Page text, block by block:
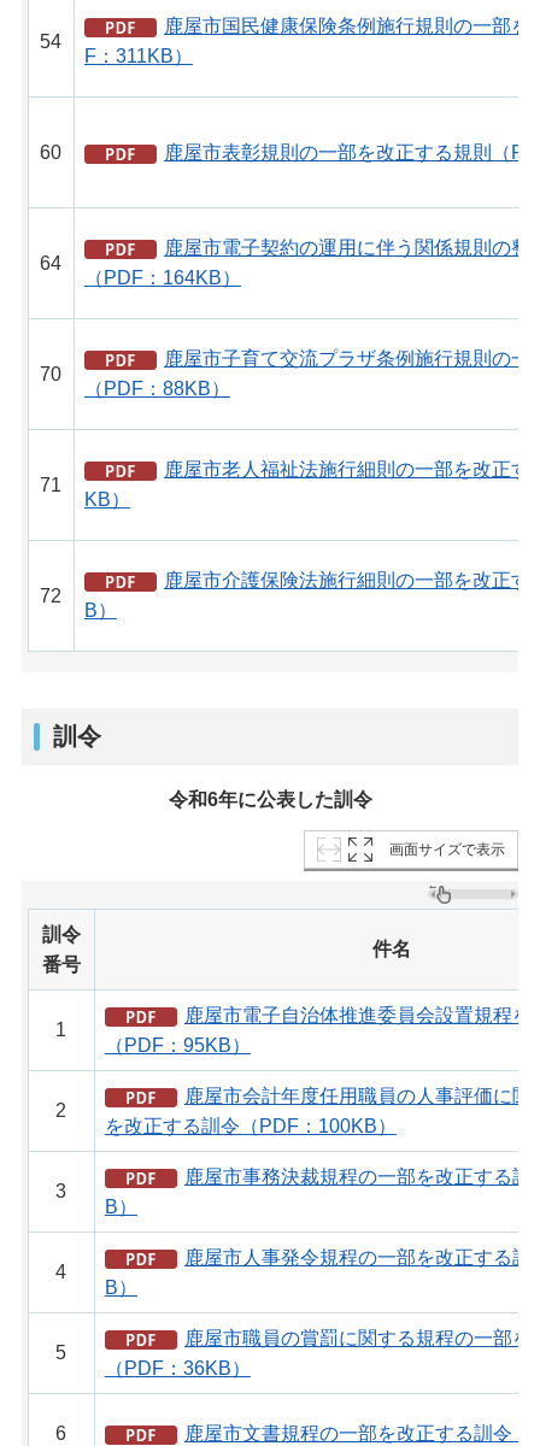
54
鹿屋市国民健康保険条例施行規則の一部を
F：311KB）
60 鹿屋市表彰規則の一部を改正する規則（
64
鹿屋市電子契約の運用に伴う関係規則の整
（PDF：164KB）
70
鹿屋市子育て交流プラザ条例施行規則の一
（PDF：88KB）
71
鹿屋市老人福祉法施行細則の一部を改正す
KB）
72
鹿屋市介護保険法施行細則の一部を改正す
B）
訓令
令和6年に公表した訓令
画面サイズで表示
訓令
番号
件名
1
鹿屋市電子自治体推進委員会設置規程を
（PDF：95KB）
2
鹿屋市会計年度任用職員の人事評価に関
を改正する訓令（PDF：100KB）
3
鹿屋市事務決裁規程の一部を改正する
B）
4
鹿屋市人事発令規程の一部を改正する訓
B）
5
鹿屋市職員の賞罰に関する規程の一部を
（PDF：36KB）
6 鹿屋市文書規程の一部を改正する訓令（